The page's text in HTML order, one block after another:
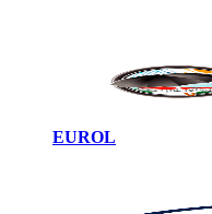
EUROL